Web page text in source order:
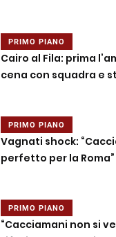
PRIMO PIANO
Cairo al Fila: prima
cena con squadra e
PRIMO PIANO
Vagnati shock:
perfetto per la Roma”
PRIMO PIANO
“Cacciamani non si